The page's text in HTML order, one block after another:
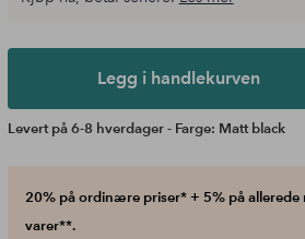
Legg i handlekurven
Levert på 6-8 hverdager - Farge: Matt black
20% på ordinære priser* + 5% på allerede
varer**.